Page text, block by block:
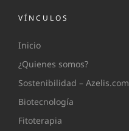
VÍNCULOS
Inicio
¿Quienes somos?
Sostenibilidad – Azelis.com
Biotecnología
Fitoterapia